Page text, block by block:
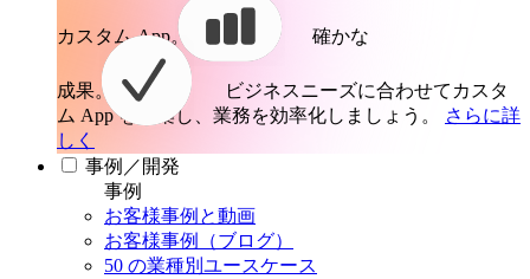
カスタム App。 確かな
成果。
ビジネスニーズに合わせてカスタ
ム App を構築し、業務を効率化しましょう。
さらに詳
しく
事例／開発
事例
お客様事例と動画
お客様事例（ブログ）
50 の業種別ユースケース